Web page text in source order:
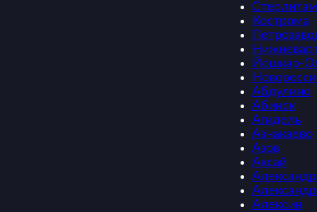
Кострома
Йошкар-
Абдулино
Абинск
Агидель
Азнакаево
Азов
Аксай
Алексин